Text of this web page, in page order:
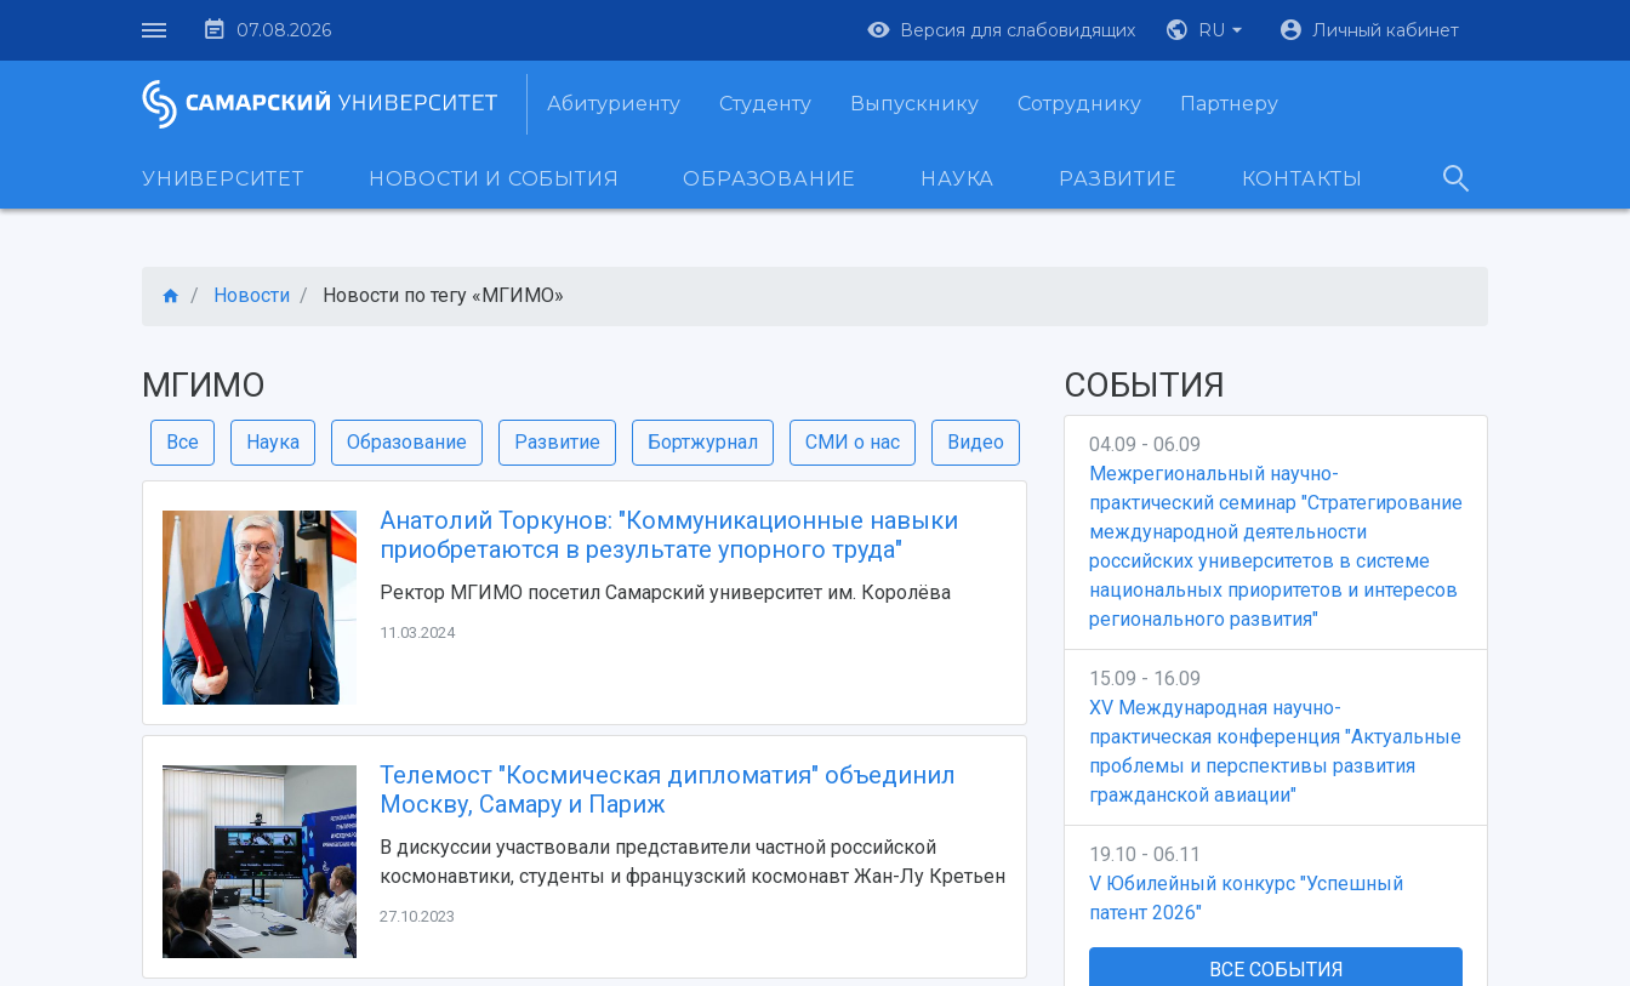
07.08.2026 Версия для слабовидящих RU Личный кабинет
Абитуриенту Студенту Выпускнику Сотруднику Партнеру
УНИВЕРСИТЕТ НОВОСТИ И СОБЫТИЯ ОБРАЗОВАНИЕ НАУКА РАЗВИТИЕ КОНТАКТЫ
Новости Новости по тегу «МГИМО»
МГИМО
Все Наука Образование Развитие Бортжурнал СМИ о нас Видео
Анатолий Торкунов: "Коммуникационные навыки
приобретаются в результате упорного труда"
Ректор МГИМО посетил Самарский университет им. Королёва
11.03.2024
Телемост "Космическая дипломатия" объединил
Москву, Самару и Париж
В дискуссии участвовали представители частной российской
космонавтики, студенты и французский космонавт Жан-Лу Кретьен
27.10.2023
СОБЫТИЯ
04.09 - 06.09
Межрегиональный научно-
практический семинар "Стратегирование
международной деятельности
российских университетов в системе
национальных приоритетов и интересов
регионального развития"
15.09 - 16.09
XV Международная научно-
практическая конференция "Актуальные
проблемы и перспективы развития
гражданской авиации"
19.10 - 06.11
V Юбилейный конкурс "Успешный
патент 2026"
ВСЕ СОБЫТИЯ